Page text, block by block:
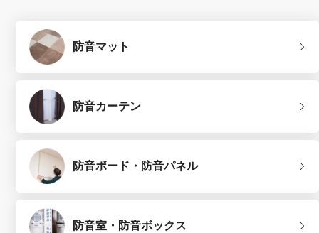
防音マット
防音カーテン
防音ボード・防音パネル
防音室・防音ボックス